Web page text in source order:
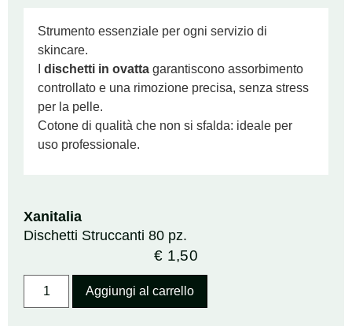
Strumento essenziale per ogni servizio di
skincare.
dischetti in ovatta garantiscono assorbimento
controllato e una rimozione precisa, senza stress
per la pelle.
Cotone di qualità che non si sfalda: ideale per
uso professionale.
Xanitalia
Dischetti Struccanti 80 pz.
€ 1,50
Aggiungi al carrello